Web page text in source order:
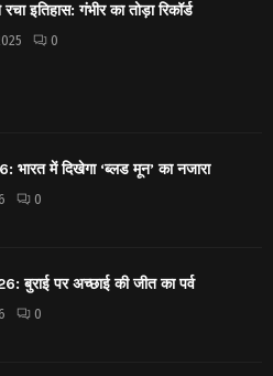
इतिहास: गंभीर का तोड़ा रिकॉर्ड
0
भारत में दिखेगा ‘ब्लड मून’ का नजारा
0
बुराई पर अच्छाई की जीत का पर्व
0